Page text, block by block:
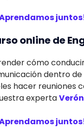
online de
cómo
dentro
hacer reuniones
experta